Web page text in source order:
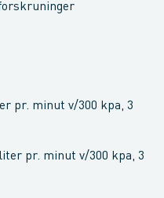
pr. minut v/300 kpa, 3
pr. minut v/300 kpa, 3